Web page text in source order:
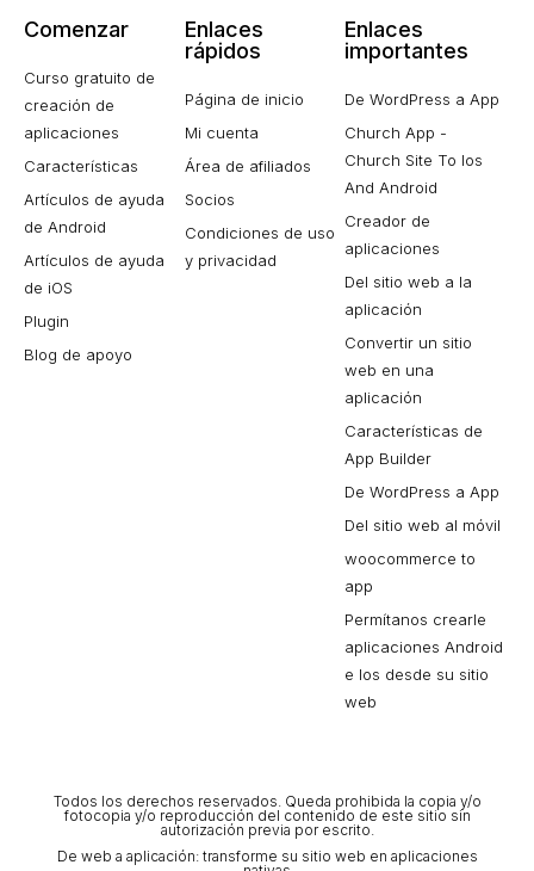
Comenzar
Curso gratuito de
creación de
aplicaciones
Características
Artículos de ayuda
de Android
Artículos de ayuda
de iOS
Plugin
Blog de apoyo
Enlaces
rápidos
Página de inicio
Mi cuenta
Área de afiliados
Socios
Condiciones de uso
y privacidad
Enlaces
importantes
De WordPress a App
Church App -
Church Site To Ios
And Android
Creador de
aplicaciones
Del sitio web a la
aplicación
Convertir un sitio
web en una
aplicación
Características de
App Builder
De WordPress a App
Del sitio web al móvil
woocommerce to
app
Permítanos crearle
aplicaciones Android
e Ios desde su sitio
web
Todos los derechos reservados. Queda prohibida la copia y/o
fotocopia y/o reproducción del contenido de este sitio sin
autorización previa por escrito.
De web a aplicación: transforme su sitio web en aplicaciones